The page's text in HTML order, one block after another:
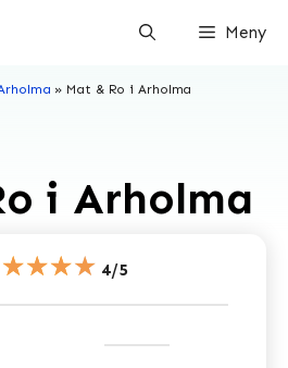
Meny
» Mat & Ro i Arholma
i Arholma
4/5